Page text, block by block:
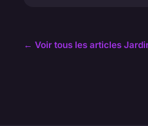
← Voir tous les articles